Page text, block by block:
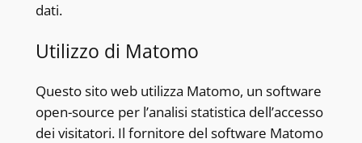
dati.
Utilizzo di Matomo
Questo sito web utilizza Matomo, un software
open-source per l’analisi statistica dell’accesso
dei visitatori. Il fornitore del software Matomo